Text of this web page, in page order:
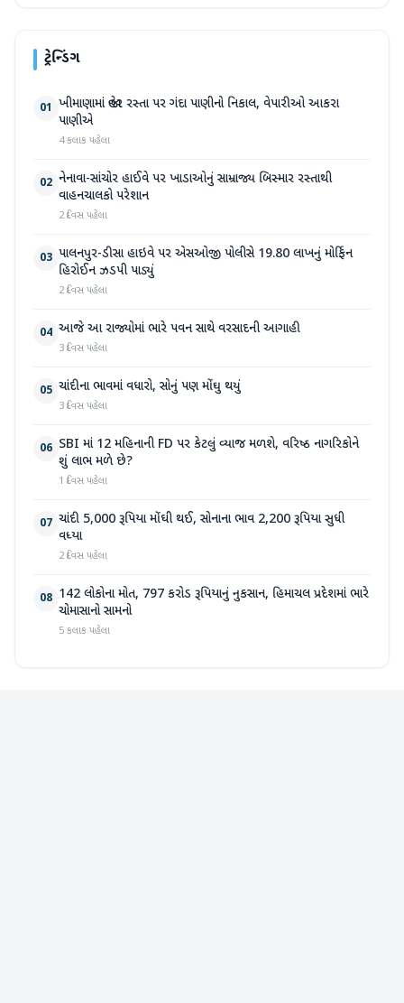
ટ્રેન્ડિંગ
01 ખીમાણામાં જાહેર રસ્તા પર ગંદા પાણીનો નિકાલ, વેપારીઓ આકરા
પાણીએ
4 કલાક પહેલા
02 નેનાવા-સાંચોર હાઈવે પર ખાડાઓનું સામ્રાજ્ય બિસ્માર રસ્તાથી
વાહનચાલકો પરેશાન
2 દિવસ પહેલા
03 પાલનપુર-ડીસા હાઇવે પર એસઓજી પોલીસે 19.80 લાખનું મોર્ફિન
હિરોઈન ઝડપી પાડ્યું
2 દિવસ પહેલા
04 આજે આ રાજ્યોમાં ભારે પવન સાથે વરસાદની આગાહી
3 દિવસ પહેલા
05 ચાંદીના ભાવમાં વધારો, સોનું પણ મોંઘુ થયું
3 દિવસ પહેલા
06 SBI માં 12 મહિનાની FD પર કેટલું વ્યાજ મળશે, વરિષ્ઠ નાગરિકોને
શું લાભ મળે છે?
1 દિવસ પહેલા
07 ચાંદી 5,000 રૂપિયા મોંઘી થઈ, સોનાના ભાવ 2,200 રૂપિયા સુધી
વધ્યા
2 દિવસ પહેલા
08 142 લોકોના મોત, 797 કરોડ રૂપિયાનું નુકસાન, હિમાચલ પ્રદેશમાં ભારે
ચોમાસાનો સામનો
5 કલાક પહેલા